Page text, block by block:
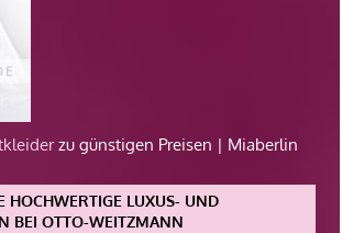
zu günstigen Preisen | Miaberlin
HOCHWERTIGE LUXUS- UND
BEI OTTO-WEITZMANN